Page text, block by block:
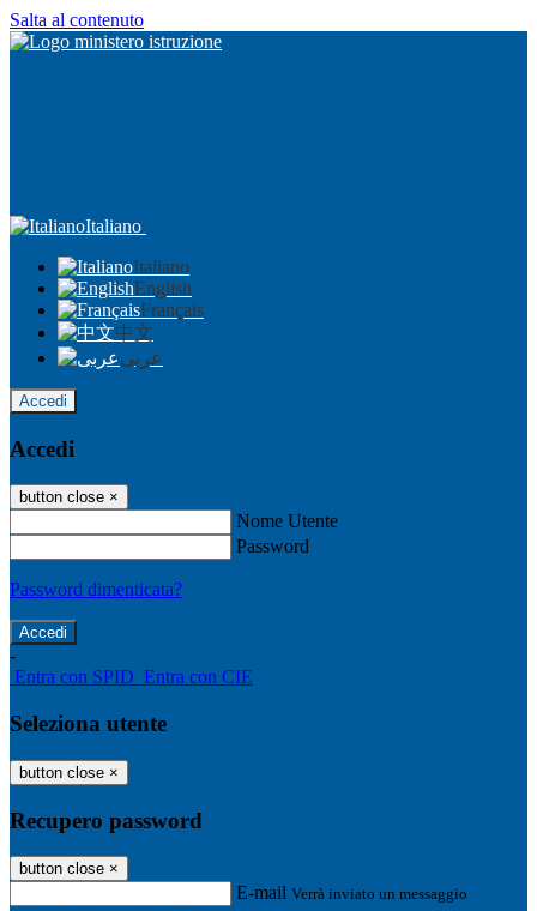
Salta al contenuto
Italiano
Italiano
English
Français
中文
عربى
Accedi
Accedi
button close ×
Nome Utente
Password
Password dimenticata?
-
Entra con SPID Entra con CIE
Seleziona utente
button close ×
Recupero password
button close ×
E-mail Verrà inviato un messaggio